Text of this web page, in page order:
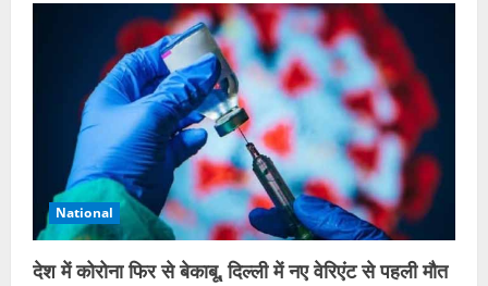
के
मकान
में
राजस्थान
के
दंपती
की
संदिग्ध
हालात
में
मौत,
आत्महत्या
की
बात
आ
रही
सामने
National
देश में कोरोना फिर से बेकाबू, दिल्ली में नए वेरिएंट से पहली मौत